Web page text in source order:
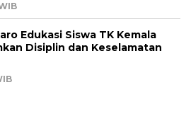
Edukasi Siswa TK Kemala
Disiplin dan Keselamatan